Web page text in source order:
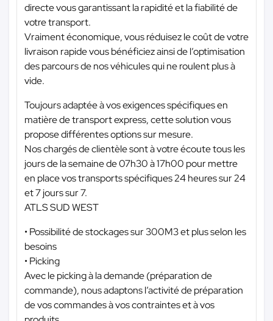
directe vous garantissant la rapidité et la fiabilité de
votre transport.
Vraiment économique, vous réduisez le coût de votre
livraison rapide vous bénéficiez ainsi de l’optimisation
des parcours de nos véhicules qui ne roulent plus à
vide.
Toujours adaptée à vos exigences spécifiques en
matière de transport express, cette solution vous
propose différentes options sur mesure.
Nos chargés de clientèle sont à votre écoute tous les
jours de la semaine de 07h30 à 17h00 pour mettre
en place vos transports spécifiques 24 heures sur 24
et 7 jours sur 7.
ATLS SUD WEST
• Possibilité de stockages sur 300M3 et plus selon les
besoins
• Picking
Avec le picking à la demande (préparation de
commande), nous adaptons l’activité de préparation
de vos commandes à vos contraintes et à vos